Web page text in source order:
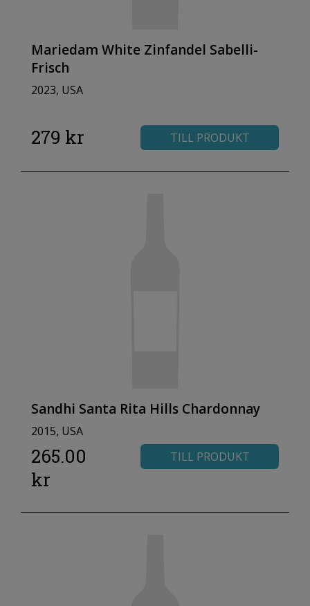
Mariedam White Zinfandel Sabelli-
Frisch
2023, USA
279 kr TILL PRODUKT
Sandhi Santa Rita Hills Chardonnay
2015, USA
265.00
kr
TILL PRODUKT